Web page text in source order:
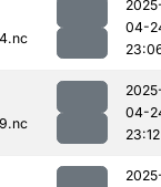
04-
04-
23:12